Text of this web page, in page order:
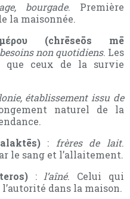
bourgade. Première
la maisonnée.
(chrēseōs mē
non quotidiens. Les
que ceux de la survie
établissement issu de
naturel de la
: frères de lait.
le sang et l’allaitement.
: l’aîné. Celui qui
dans la maison.